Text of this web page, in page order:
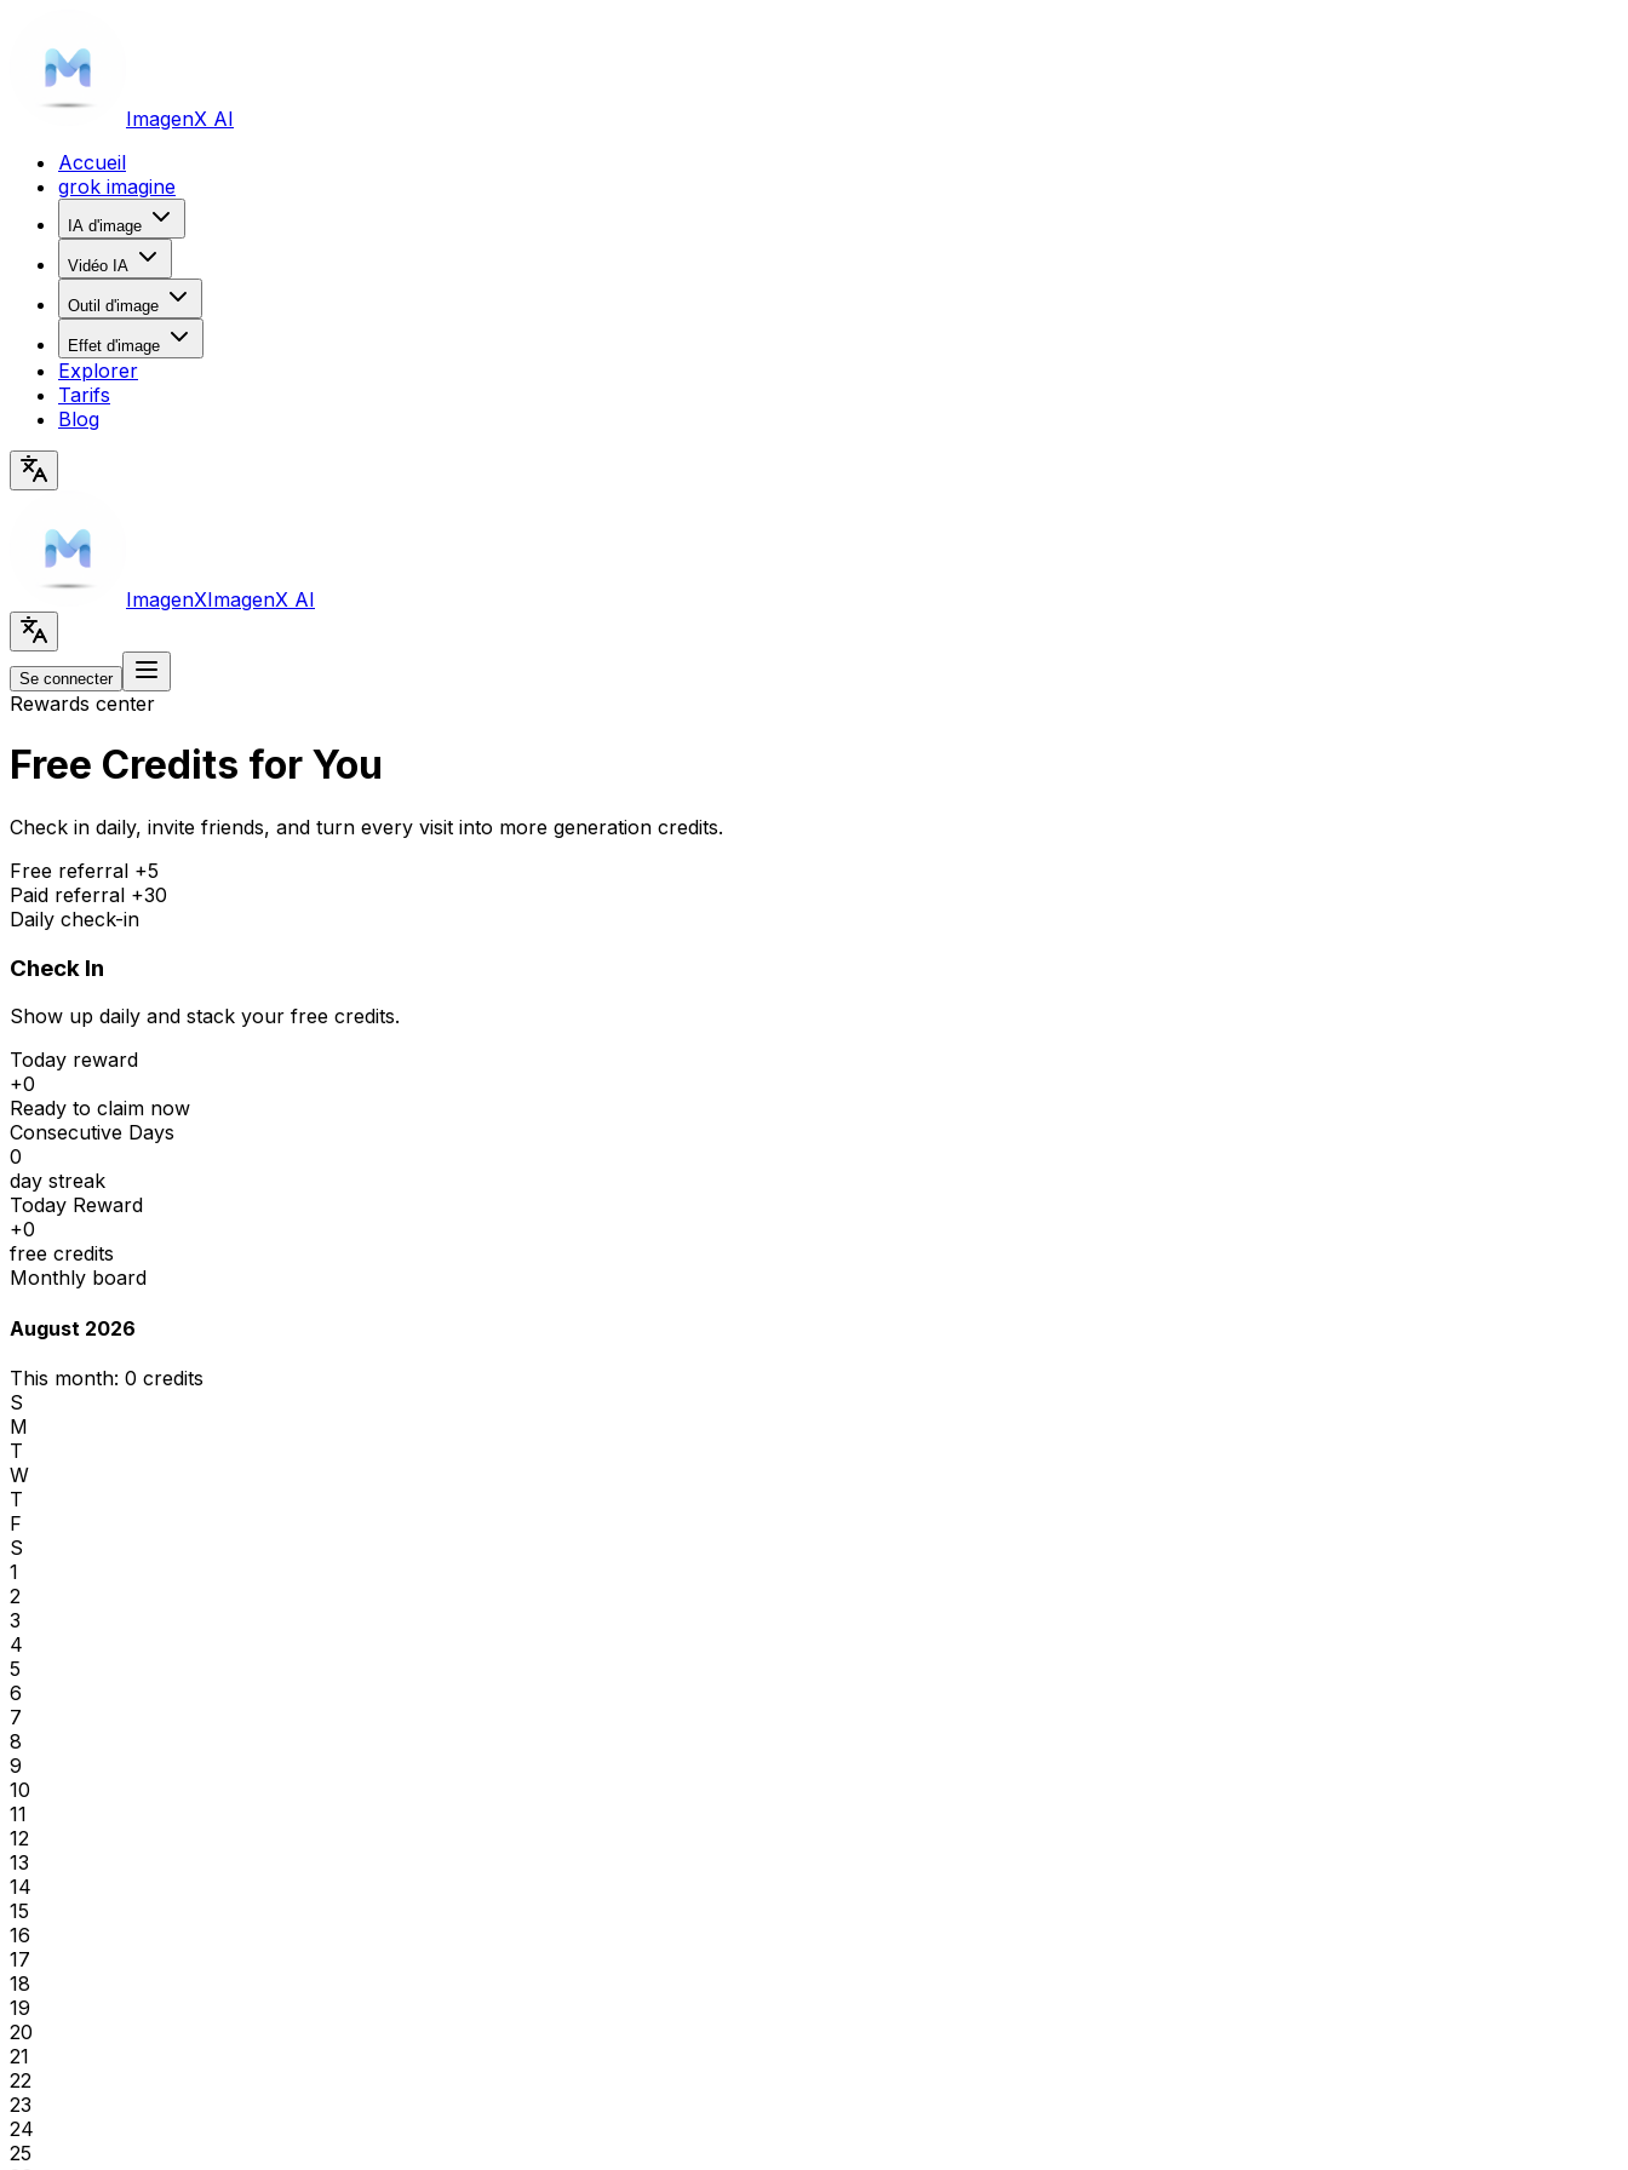
ImagenX AI
Accueil
grok imagine
IA d'image
Vidéo IA
Outil d'image
Effet d'image
Explorer
Tarifs
Blog
ImagenXImagenX AI
Se connecter
Rewards center
Free Credits for You
Check in daily, invite friends, and turn every visit into more generation credits.
Free referral +5
Paid referral +30
Daily check-in
Check In
Show up daily and stack your free credits.
Today reward
+0
Ready to claim now
Consecutive Days
0
day streak
Today Reward
+0
free credits
Monthly board
August 2026
This month: 0 credits
S
M
T
W
T
F
S
1
2
3
4
5
6
7
8
9
10
11
12
13
14
15
16
17
18
19
20
21
22
23
24
25